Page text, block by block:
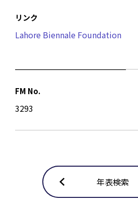
リンク
Lahore Biennale Foundation
FM No.
3293
年表検索